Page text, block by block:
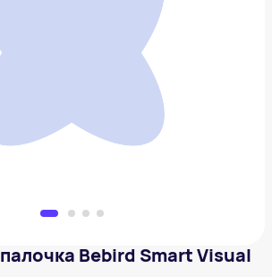
палочка Bebird Smart Visual
Bebird Smart Visual